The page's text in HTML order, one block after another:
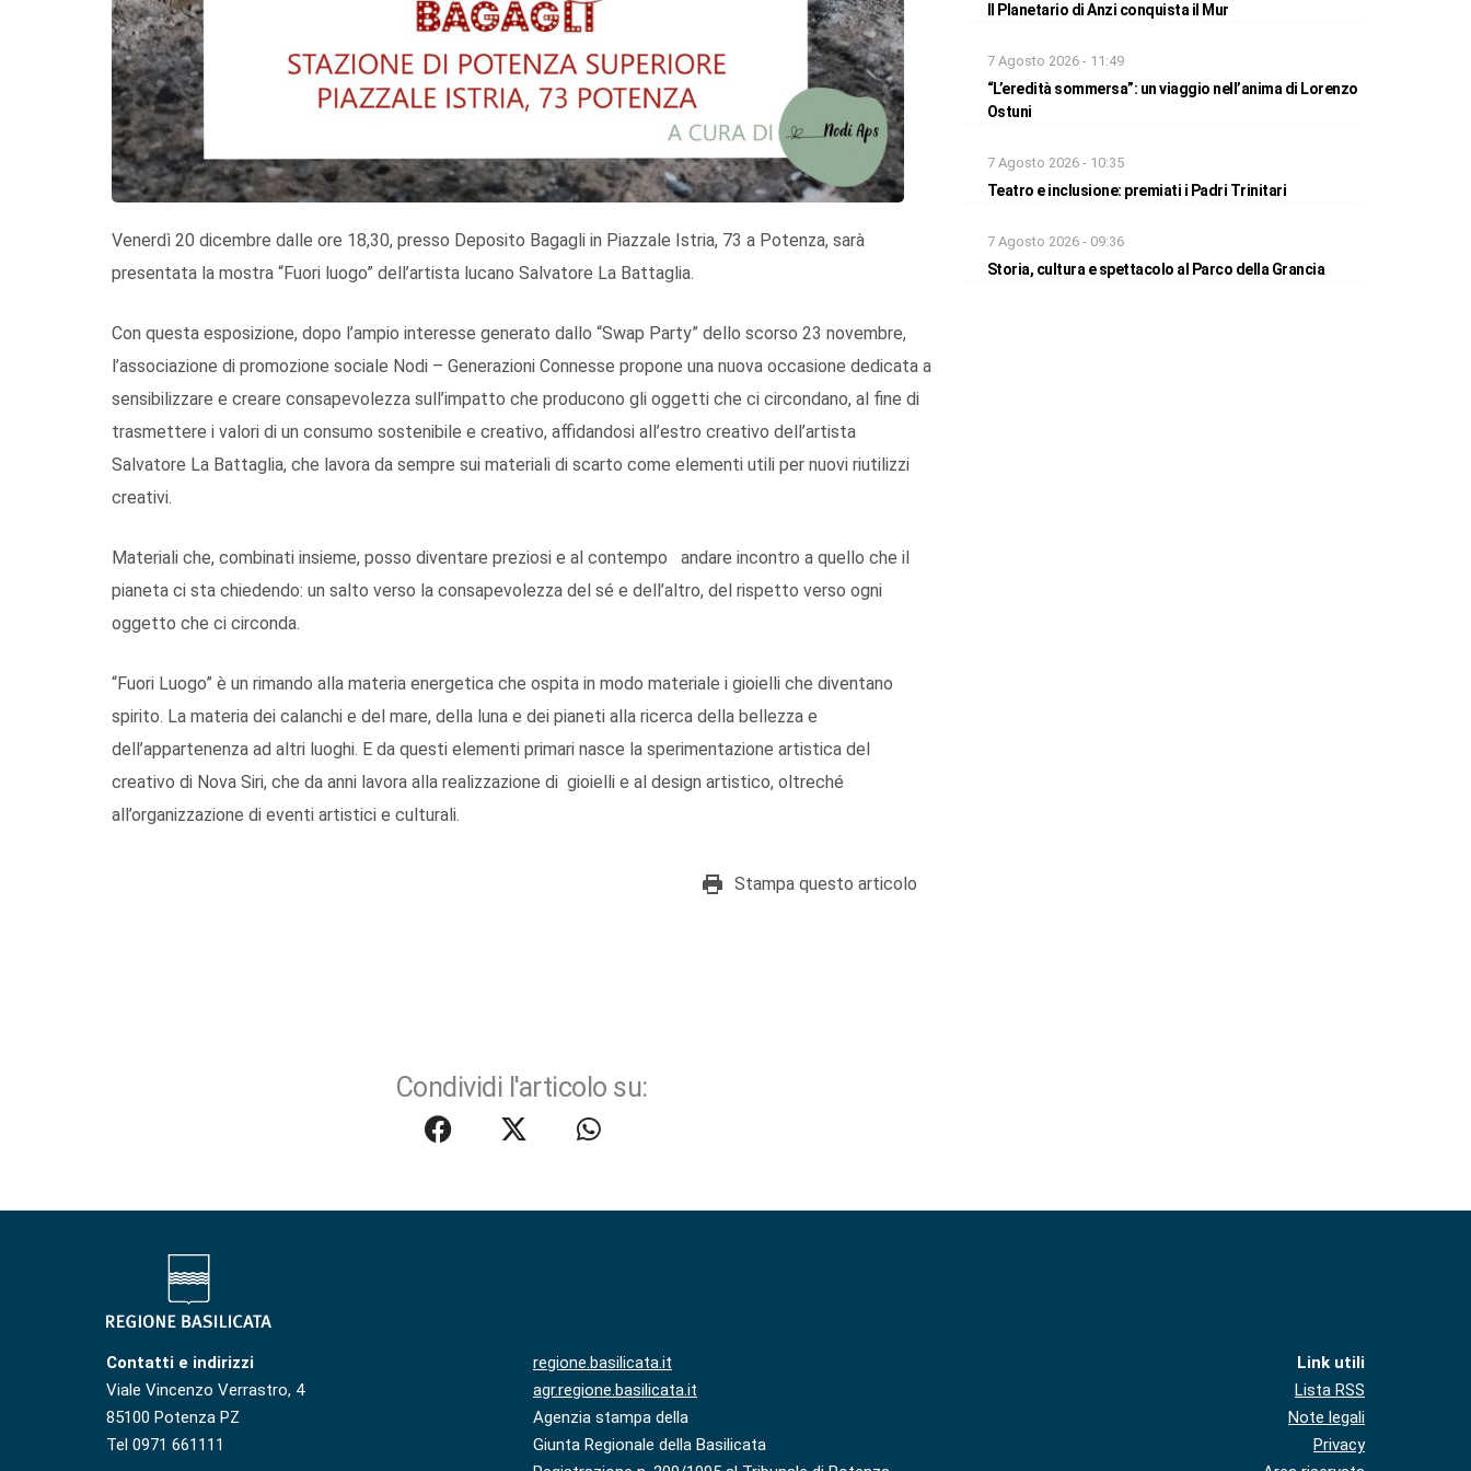
Venerdì 20 dicembre dalle ore 18,30, presso Deposito Bagagli in Piazzale Istria, 73 a Potenza, sarà
presentata la mostra “Fuori luogo” dell’artista lucano Salvatore La Battaglia.
Con questa esposizione, dopo l’ampio interesse generato dallo “Swap Party” dello scorso 23 novembre,
l’associazione di promozione sociale Nodi – Generazioni Connesse propone una nuova occasione dedicata a
sensibilizzare e creare consapevolezza sull’impatto che producono gli oggetti che ci circondano, al fine di
trasmettere i valori di un consumo sostenibile e creativo, affidandosi all’estro creativo dell’artista
Salvatore La Battaglia, che lavora da sempre sui materiali di scarto come elementi utili per nuovi riutilizzi
creativi.
Materiali che, combinati insieme, posso diventare preziosi e al contempo andare incontro a quello che il
pianeta ci sta chiedendo: un salto verso la consapevolezza del sé e dell’altro, del rispetto verso ogni
oggetto che ci circonda.
“Fuori Luogo” è un rimando alla materia energetica che ospita in modo materiale i gioielli che diventano
spirito. La materia dei calanchi e del mare, della luna e dei pianeti alla ricerca della bellezza e
dell’appartenenza ad altri luoghi. E da questi elementi primari nasce la sperimentazione artistica del
creativo di Nova Siri, che da anni lavora alla realizzazione di gioielli e al design artistico, oltreché
all’organizzazione di eventi artistici e culturali.
Stampa questo articolo
Condividi l'articolo su:
Il Planetario di Anzi conquista il Mur
7 Agosto 2026 - 11:49
“L’eredità sommersa”: un viaggio nell’anima di Lorenzo
Ostuni
7 Agosto 2026 - 10:35
Teatro e inclusione: premiati i Padri Trinitari
7 Agosto 2026 - 09:36
Storia, cultura e spettacolo al Parco della Grancia
Contatti e indirizzi
Viale Vincenzo Verrastro, 4
85100 Potenza PZ
Tel 0971 661111
regione.basilicata.it
agr.regione.basilicata.it
Agenzia stampa della
Giunta Regionale della Basilicata
Link utili
Lista RSS
Note legali
Privacy